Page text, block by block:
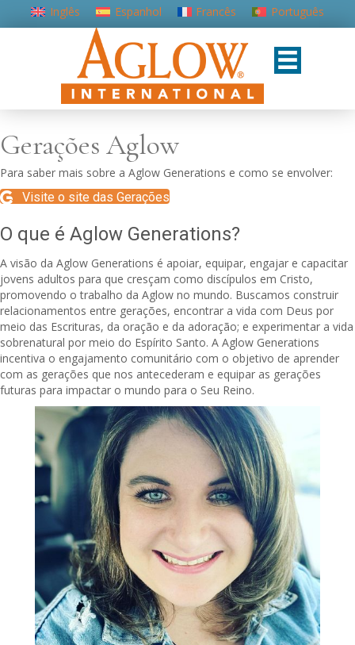
Inglês Espanhol Francês Português
Gerações Aglow
Para saber mais sobre a Aglow Generations e como se envolver:
Visite o site das Gerações
O que é Aglow Generations?
A visão da Aglow Generations é apoiar, equipar, engajar e capacitar
jovens adultos para que cresçam como discípulos em Cristo,
promovendo o trabalho da Aglow no mundo. Buscamos construir
relacionamentos entre gerações, encontrar a vida com Deus por
meio das Escrituras, da oração e da adoração; e experimentar a vida
sobrenatural por meio do Espírito Santo. A Aglow Generations
incentiva o engajamento comunitário com o objetivo de aprender
com as gerações que nos antecederam e equipar as gerações
futuras para impactar o mundo para o Seu Reino.